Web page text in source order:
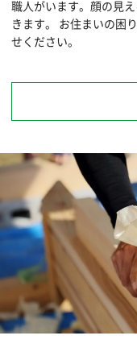
職人がいます。顔の見
きます。 お住まいの困
せください。